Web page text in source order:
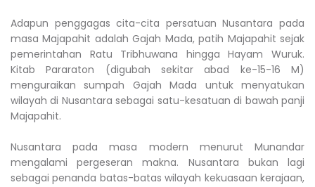
Adapun penggagas cita-cita persatuan Nusantara pada
masa Majapahit adalah Gajah Mada, patih Majapahit sejak
pemerintahan Ratu Tribhuwana hingga Hayam Wuruk.
Kitab Pararaton (digubah sekitar abad ke-15-16 M)
menguraikan sumpah Gajah Mada untuk menyatukan
wilayah di Nusantara sebagai satu-kesatuan di bawah panji
Majapahit.
Nusantara pada masa modern menurut Munandar
mengalami pergeseran makna. Nusantara bukan lagi
sebagai penanda batas-batas wilayah kekuasaan kerajaan,